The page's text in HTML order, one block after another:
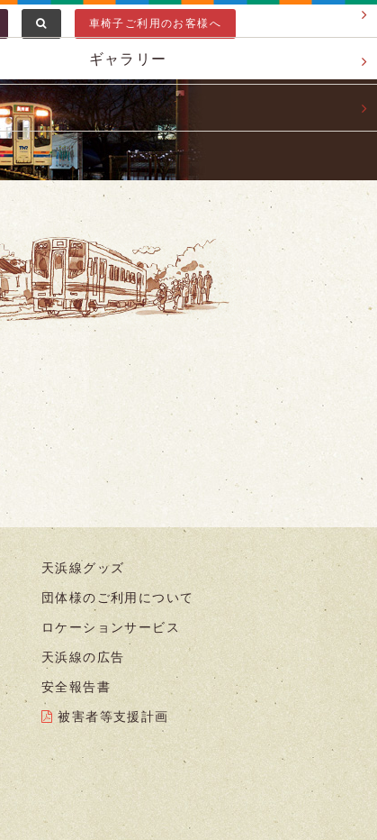
車椅子ご利用のお客様へ
ギャラリー
天浜線グッズ
団体様のご利用について
ロケーションサービス
天浜線の広告
安全報告書
被害者等支援計画